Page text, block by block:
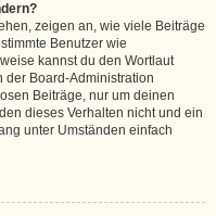
zeigen an, wie viele Beiträge
Benutzer wie
kannst du den Wortlaut
der Board-Administration
Beiträge, nur um deinen
dieses Verhalten nicht und ein
unter Umständen einfach